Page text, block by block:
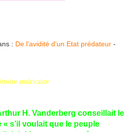
: De l'avidité d'un Etat prédateur -
américaine
H. Vanderberg conseillait le
s’il voulait que le peuple